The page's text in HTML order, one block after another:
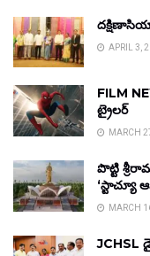
APRIL 3,
FILM
ట్రైలర్
MARCH
పొట్టి
‘స్టాచ్యూ
MARCH
JCHSL